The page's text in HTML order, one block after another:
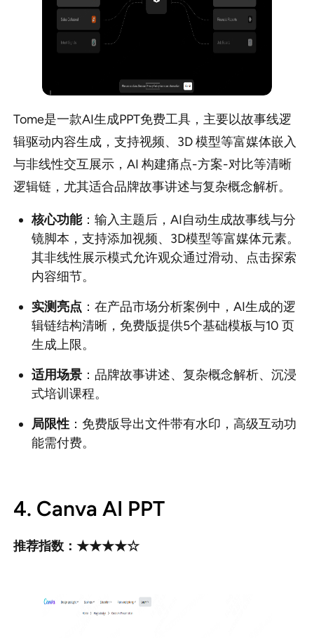
Tome是一款AI生成PPT免费工具，主要以故事线逻
辑驱动内容生成，支持视频、3D 模型等富媒体嵌入
与非线性交互展示，AI 构建痛点-方案-对比等清晰
逻辑链，尤其适合品牌故事讲述与复杂概念解析。
核心功能：输入主题后，AI自动生成故事线与分
镜脚本，支持添加视频、3D模型等富媒体元素。
其非线性展示模式允许观众通过滑动、点击探索
内容细节。
实测亮点 ：在产品市场分析案例中，AI生成的逻
辑链结构清晰，免费版提供5个基础模板与10 页
生成上限。
适用场景：品牌故事讲述、复杂概念解析、沉浸
式培训课程。
局限性：免费版导出文件带有水印，高级互动功
能需付费。
4. Canva AI PPT
推荐指数：★★★★☆